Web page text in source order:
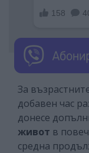
За
добавен час
донесе
живот в
средна